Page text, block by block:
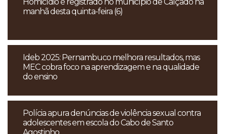
manhã desta quinta-feira (6)
Ideb 2025: Pernambuco melhora resultados, mas
MEC cobra foco na aprendizagem e na qualidade
do ensino
Polícia apura denúncias de violência sexual contra
adolescentes em escola do Cabo de Santo
Agostinho